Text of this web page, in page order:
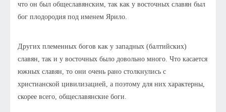
что он был общеславянским, так как у восточных славян был
бог плодородия под именем Ярило.
Других племенных богов как у западных (балтийских)
славян, так и у восточных было довольно много. Что касается
южных славян, то они очень рано столкнулись с
христианской цивилизацией, а поэтому для них характерны,
скорее всего, общеславянские боги.